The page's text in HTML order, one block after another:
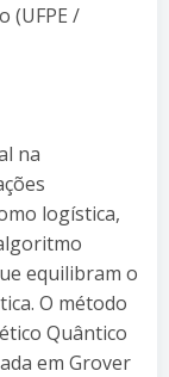
(UFPE /
na
logística,
equilibram o
O método
Quântico
em Grover